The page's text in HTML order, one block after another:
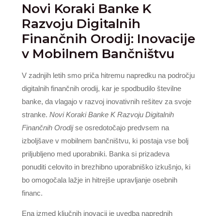
Novi Koraki Banke K
Razvoju Digitalnih
Finančnih Orodij: Inovacije
v Mobilnem Bančništvu
V zadnjih letih smo priča hitremu napredku na področju
digitalnih finančnih orodij, kar je spodbudilo številne
banke, da vlagajo v razvoj inovativnih rešitev za svoje
stranke. Novi Koraki Banke K Razvoju Digitalnih
Finančnih Orodijse osredotočajo predvsem na
izboljšave v mobilnem bančništvu, ki postaja vse bolj
priljubljeno med uporabniki. Banka si prizadeva
ponuditi celovito in brezhibno uporabniško izkušnjo, ki
bo omogočala lažje in hitrejše upravljanje osebnih
financ.
Ena izmed ključnih inovacij je uvedba naprednih